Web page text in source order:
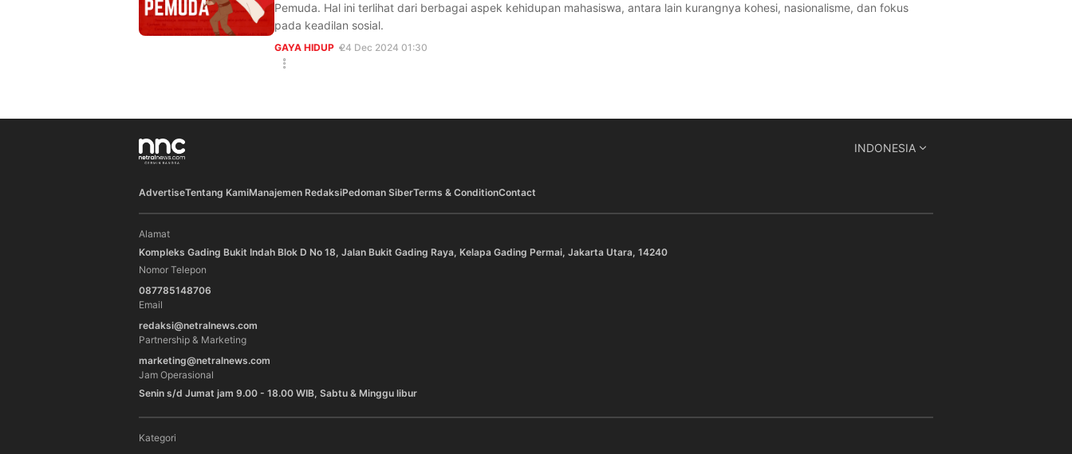
Pemuda. Hal ini terlihat dari berbagai aspek kehidupan mahasiswa, antara lain kurangnya kohesi, nasionalisme, dan fokus
pada keadilan sosial.
GAYA HIDUP 24 Dec 2024 01:30
INDONESIA
AdvertiseTentang KamiManajemen RedaksiPedoman SiberTerms & ConditionContact
Alamat
Kompleks Gading Bukit Indah Blok D No 18, Jalan Bukit Gading Raya, Kelapa Gading Permai, Jakarta Utara, 14240
Nomor Telepon
087785148706
Email
redaksi@netralnews.com
Partnership & Marketing
marketing@netralnews.com
Jam Operasional
Senin s/d Jumat jam 9.00 - 18.00 WIB, Sabtu & Minggu libur
Kategori